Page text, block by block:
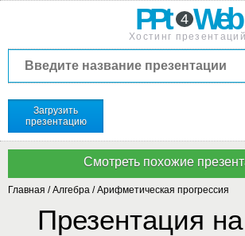
PPt 4 Web
Хостинг презентаций
Загрузить
презентацию
Главная /Алгебра /Арифметическая прогрессия
Презентация